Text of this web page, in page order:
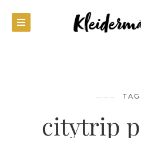
TAG
citytrip